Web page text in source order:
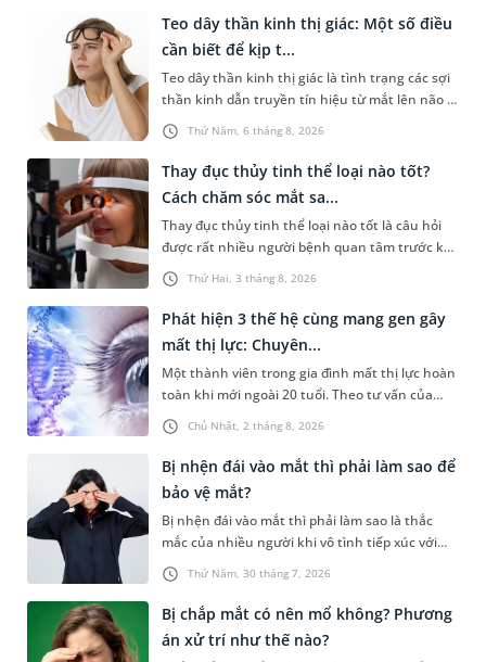
Thứ Năm, 6 tháng 8, 2026
Teo dây thần kinh thị giác: Một số điều
cần biết để kịp t...
Teo dây thần kinh thị giác là tình trạng các sợi
thần kinh dẫn truyền tín hiệu từ mắt lên não bị
tổn thương và dần mất đi chức năng hoạt
động. Nếu điều trị muộn, thị lực có nguy cơ
không thể phục hồi. Bài viết sau sẽ giúp bạn
hiểu thêm để nhận diện sớm căn bệnh này, kịp
thời thăm khám để tìm phương án đồng thời
bảo vệ thị lực tốt nhất.
Thứ Hai, 3 tháng 8, 2026
Thay đục thủy tinh thể loại nào tốt?
Cách chăm sóc mắt sa...
Thay đục thủy tinh thể loại nào tốt là câu hỏi
được rất nhiều người bệnh quan tâm trước khi
quyết định phẫu thuật. Thực tế không có loại
thủy tinh thể nhân tạo nào phù hợp với mọi
bệnh nhân. Việc lựa chọn thủy tinh thể phù
hợp cần dựa trên nhiều yếu tố. Bài viết sau sẽ
giúp bạn hiểu rõ hơn về các loại thủy tinh thể
nhân tạo, cách lựa chọn phù hợp và chăm sóc
mắt sau phẫu thuật để khôi phục thị lực tối ưu.
Chủ Nhật, 2 tháng 8, 2026
Phát hiện 3 thế hệ cùng mang gen gây
mất thị lực: Chuyên...
Một thành viên trong gia đình mất thị lực hoàn
toàn khi mới ngoài 20 tuổi. Theo tư vấn của
chuyên gia Di truyền, ba thế hệ trong gia đình
cùng thực hiện xét nghiệm di truyền và bất
ngờ phát hiện đều mang biến thể gây bệnh
thần kinh thị giác di truyền Leber (LHON). Tuy
cùng mang một biến thể gây bệnh, nhưng
nguy cơ biểu hiện bệnh và khả năng di truyền
cho con của mỗi người lại hoàn toàn khác
nhau.Thứ Năm, 30 tháng 7, 2026
Bị nhện đái vào mắt thì phải làm sao để
bảo vệ mắt?
Bị nhện đái vào mắt thì phải làm sao là thắc
mắc của nhiều người khi vô tình tiếp xúc với
loài động vật này. Trên thực tế, “nhện đái vào
mắt” chỉ là cách gọi dân gian và chưa có bằng
chứng khoa học chứng minh nhện có thể “đái”
vào mắt người. Bài viết dưới đây sẽ giúp bạn
biết cách xử trí khi chẳng may tiếp xúc với dịch
Bị chắp mắt có nên mổ không? Phương
án xử trí như thế nào?